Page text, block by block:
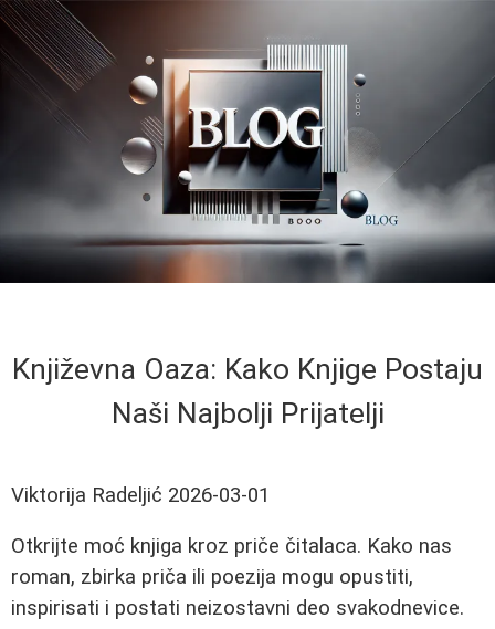
Književna Oaza: Kako Knjige Postaju
Naši Najbolji Prijatelji
Viktorija Radeljić 2026-03-01
Otkrijte moć knjiga kroz priče čitalaca. Kako nas
roman, zbirka priča ili poezija mogu opustiti,
inspirisati i postati neizostavni deo svakodnevice.